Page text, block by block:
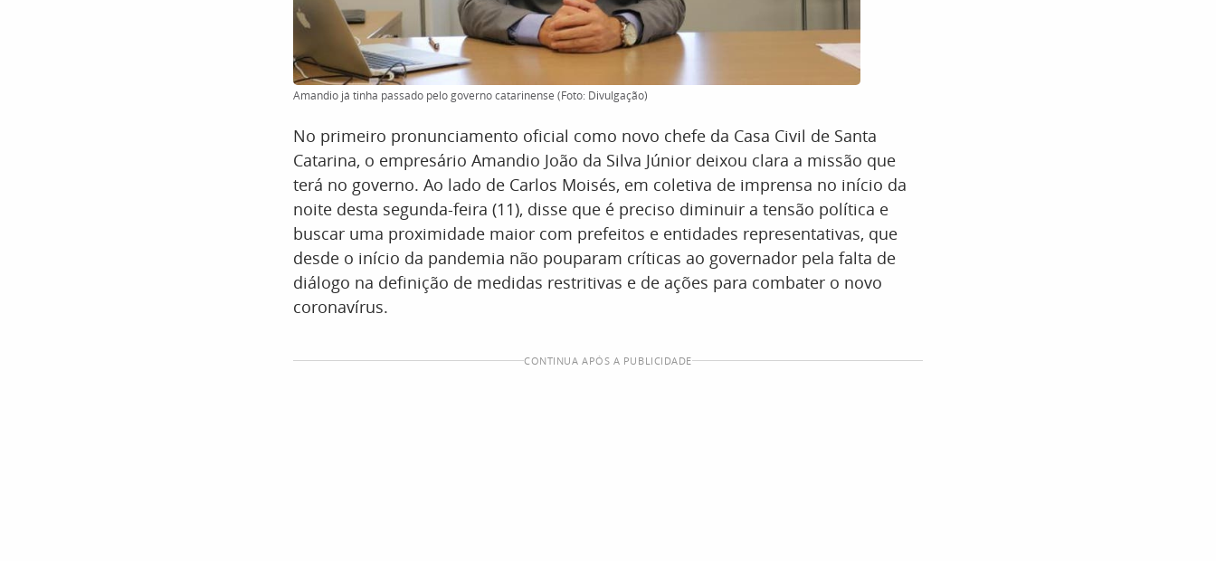
Amandio já tinha passado pelo governo catarinense (Foto: Divulgação)
No primeiro pronunciamento oficial como novo chefe da Casa Civil de Santa
Catarina, o empresário Amandio João da Silva Júnior deixou clara a missão que
terá no governo. Ao lado de Carlos Moisés, em coletiva de imprensa no início da
noite desta segunda-feira (11), disse que é preciso diminuir a tensão política e
buscar uma proximidade maior com prefeitos e entidades representativas, que
desde o início da pandemia não pouparam críticas ao governador pela falta de
diálogo na definição de medidas restritivas e de ações para combater o novo
coronavírus.
CONTINUA APÓS A PUBLICIDADE